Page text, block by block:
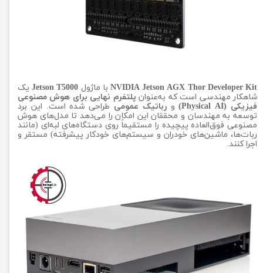
NVIDIA Jetson AGX Thor Developer Kitبا ماژول Jetson T5000یک
شاهکار مهندسی است که به‌عنوان پلتفرم نهایی برای هوش مصنوعی
فیزیکی (Physical AI)
ورباتیک عمومی طراحی شده است. این برد
توسعه به مهندسان و محققان این امکان را می‌دهد تا مدل‌های هوش
مصنوعی فوق‌العاده پیچیده را مستقیماً روی دستگاه‌های لبه‌ای (مانند
ربات‌ها، ماشین‌های خودران و سیستم‌های خودکار پیشرفته) مستقر و
اجرا کنند.